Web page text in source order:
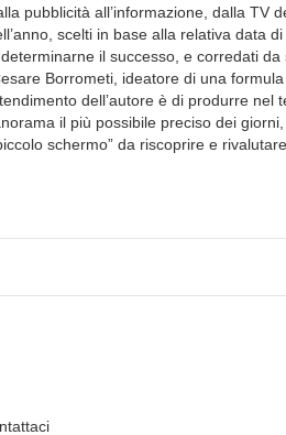
pubblicità all’informazione, dalla TV
scelti in base alla relativa data
il successo, e corredati da
Borrometi, ideatore di una formula
dell’autore è di produrre nel
il più possibile preciso dei
schermo” da riscoprire e rivalutare.